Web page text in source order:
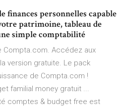
finances personnelles capable
patrimoine, tableau de
simple comptabilité
Compta.com. Accédez aux
version gratuite. Le pack
de Compta.com !
familial money gratuit ...
comptes & budget free est